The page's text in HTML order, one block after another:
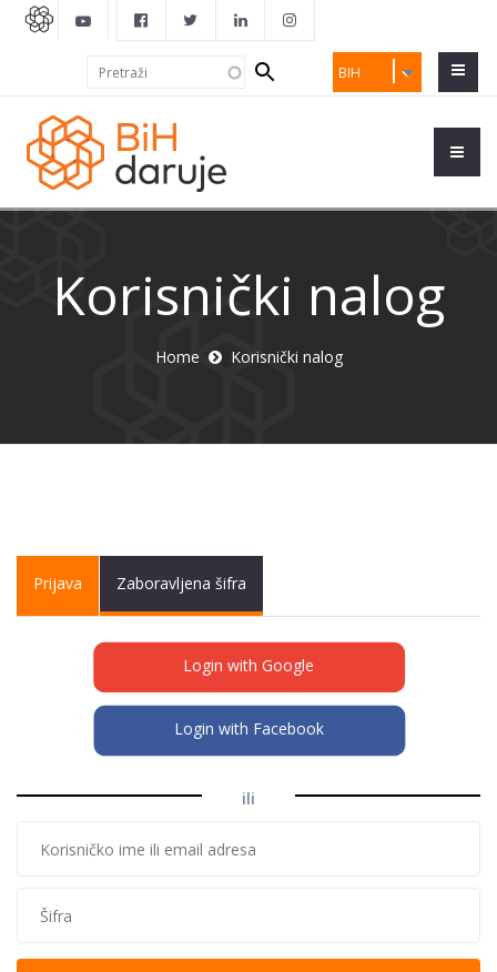
BIH
Search
form
Korisnički nalog
Home Korisnički nalog
Primary tabs
Prijava (activeZaboravljena šifra
Login with Google
Login with Facebook
ili